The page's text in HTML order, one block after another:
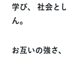
学び、
社会と
ん。
お互いの強さ